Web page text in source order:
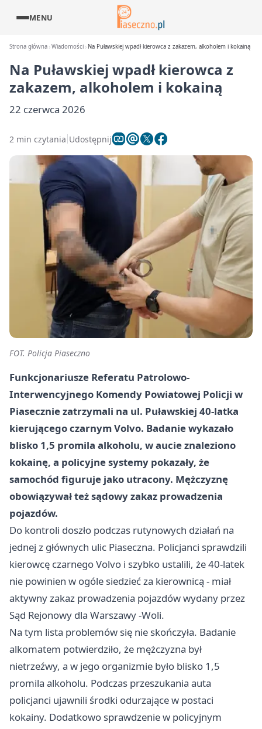
MENU
Strona główna Wiadomości Na Puławskiej wpadł kierowca z zakazem, alkoholem i kokainą
Na Puławskiej wpadł kierowca z
zakazem, alkoholem i kokainą
22 czerwca 2026
2 min czytania Udostępnij
FOT. Policja Piaseczno
Funkcjonariusze Referatu Patrolowo-
Interwencyjnego Komendy Powiatowej Policji w
Piasecznie zatrzymali na ul. Puławskiej 40-latka
kierującego czarnym Volvo. Badanie wykazało
blisko 1,5 promila alkoholu, w aucie znaleziono
kokainę, a policyjne systemy pokazały, że
samochód figuruje jako utracony. Mężczyznę
obowiązywał też sądowy zakaz prowadzenia
pojazdów.
Do kontroli doszło podczas rutynowych działań na
jednej z głównych ulic Piaseczna. Policjanci sprawdzili
kierowcę czarnego Volvo i szybko ustalili, że 40-latek
nie powinien w ogóle siedzieć za kierownicą - miał
aktywny zakaz prowadzenia pojazdów wydany przez
Sąd Rejonowy dla Warszawy-Woli.
Na tym lista problemów się nie skończyła. Badanie
alkomatem potwierdziło, że mężczyzna był
nietrzeźwy, a w jego organizmie było blisko 1,5
promila alkoholu. Podczas przeszukania auta
policjanci ujawnili środki odurzające w postaci
kokainy. Dodatkowo sprawdzenie w policyjnym